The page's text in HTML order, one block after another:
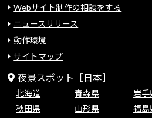
Webサイト制作の相談をする
ニュースリリース
動作環境
サイトマップ
夜景スポット［日本］
北海道 青森県 岩手
秋田県
山形県 福島